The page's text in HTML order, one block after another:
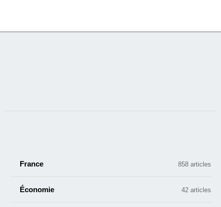
France 858 articles
Économie 42 articles